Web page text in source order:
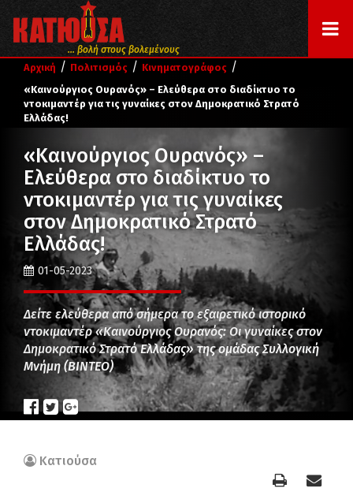
... βολή στους βολεμένους
Αρχική / Πολιτισμός / Κινηματογράφος /
«Καινούργιος Ουρανός» – Ελεύθερα στο διαδίκτυο το
ντοκιμαντέρ για τις γυναίκες στον Δημοκρατικό Στρατό
Ελλάδας!
«Καινούργιος Ουρανός» –
Ελεύθερα στο διαδίκτυο το
ντοκιμαντέρ για τις γυναίκες
στον Δημοκρατικό Στρατό
Ελλάδας!
01-05-2023
Δείτε ελεύθερα από σήμερα το εξαιρετικό ιστορικό
ντοκιμαντέρ «Καινούργιος Ουρανός: Οι γυναίκες στον
Δημοκρατικό Στρατό Ελλάδας» της ομάδας Συλλογική
Μνήμη (BINTEO)
Κατιούσα